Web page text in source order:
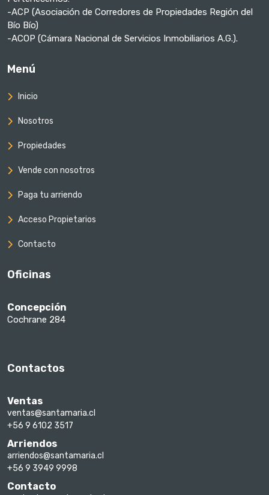
-ACP (Asociación de Corredores de Propiedades Región del
Bío Bío)
-ACOP (Cámara Nacional de Servicios Inmobiliarios A.G.).
Menú
Inicio
Nosotros
Propiedades
Vende con nosotros
Paga tu arriendo
Acceso Propietarios
Contacto
Oficinas
Concepción
Cochrane 284
Contactos
Ventas
ventas@santamaria.cl
+56 9 6102 3517
Arriendos
arriendos@santamaria.cl
+56 9 3949 9998
Contacto